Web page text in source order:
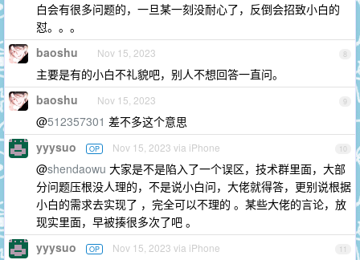
白会有很多问题的，一旦某一刻没耐心了，反倒会招致小白的
怼。。。
8
baoshu Nov 15, 2023
主要是有的小白不礼貌吧，别人不想回答一直问。
9
baoshu Nov 15, 2023
@512357301 差不多这个意思
10
yyysuo OP Nov 15, 2023 via iPhone
@shendaowu 大家是不是陷入了一个误区，技术群里面，大部
分问题压根没人理的，不是说小白问，大佬就得答，更别说根据
小白的需求去实现了 ，完全可以不理的 。某些大佬的言论，放
现实里面，早被揍很多次了吧 。
11
yyysuo OP Nov 15, 2023 via iPhone